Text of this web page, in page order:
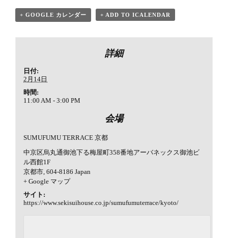
+ GOOGLE カレンダー + ADD TO ICALENDAR
詳細
日付:
2月14日
時間:
11:00 AM - 3:00 PM
会場
SUMUFUMU TERRACE 京都
中京区烏丸通御池下る梅屋町358番地アーバネックス御池ビ
ル西館1F
京都市, 604-8186 Japan
+ Google マップ
サイト:
https://www.sekisuihouse.co.jp/sumufumuterrace/kyoto/